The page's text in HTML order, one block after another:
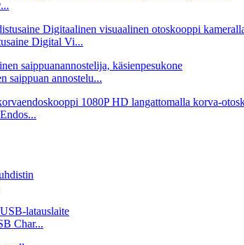
Digital Vi...
saippuan annostelu...
Char...